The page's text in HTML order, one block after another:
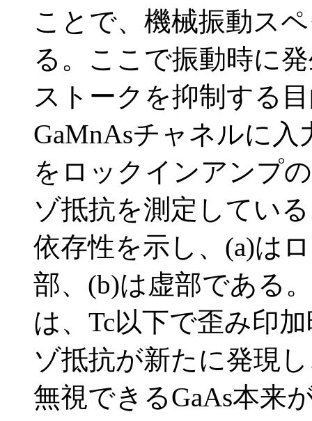
ことで、機械振動ス
る。ここで振動時に
ストークを抑制する
GaMnAsチャネルに
をロックインアンプ
ゾ抵抗を測定してい
依存性を示し、(a)は
部、(b)は虚部である
は、Tc以下で歪み印
ゾ抵抗が新たに発現
無視できるGaAs本来